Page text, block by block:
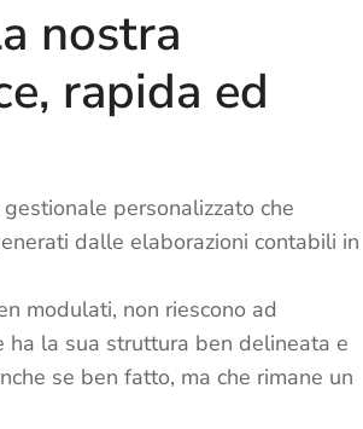
nostra
rapida ed
personalizzato che
dalle elaborazioni contabili in
modulati, non riescono ad
la sua struttura ben delineata e
se ben fatto, ma che rimane un